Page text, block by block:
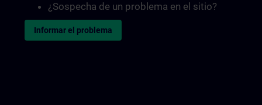
¿Sospecha de un problema en el sitio?
Informar el problema